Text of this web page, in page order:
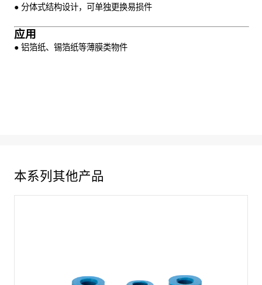
资料下载
●分体式结构设计，可单独更换易损件
应用
● 铝箔纸、锡箔纸等薄膜类物件
本系列其他产品